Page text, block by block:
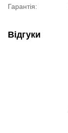
Гарантія:
Відгуки